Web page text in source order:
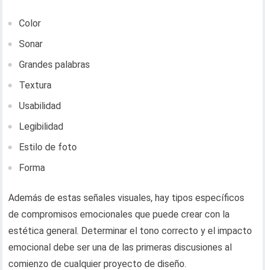
Color
Sonar
Grandes palabras
Textura
Usabilidad
Legibilidad
Estilo de foto
Forma
Además de estas señales visuales, hay tipos específicos
de compromisos emocionales que puede crear con la
estética general. Determinar el tono correcto y el impacto
emocional debe ser una de las primeras discusiones al
comienzo de cualquier proyecto de diseño.